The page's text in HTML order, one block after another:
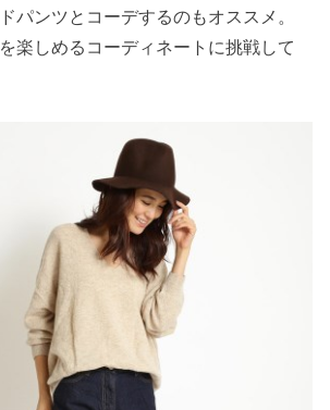
パンツとコーデするのもオススメ。
楽しめるコーディネートに挑戦して